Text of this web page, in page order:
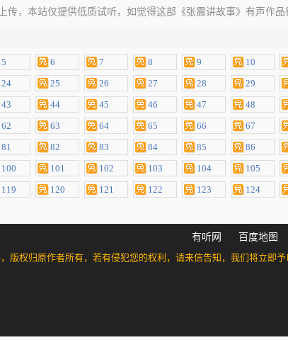
，本站仅提供低质试听，如觉得这部《张震讲故事》有声作品
5 6 7 8 9 10
24 25 26 27 28 29
43 44 45 46 47 48
62 63 64 65 66 67
81 82 83 84 85 86
100 101 102 103 104 105
119 120 121 122 123 124
有听网 百度地图
版权归原作者所有，若有侵犯您的权利，请来信告知，我们将立即